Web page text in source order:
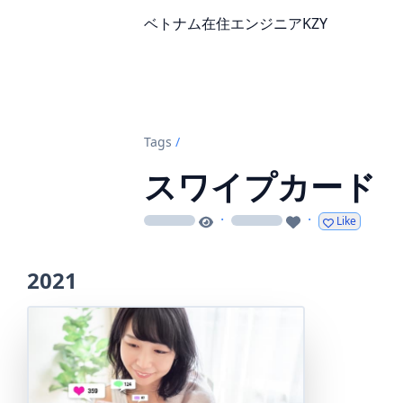
ベトナム在住エンジニアKZY
Tags /
スワイプカード
loading · loading · Like
2021